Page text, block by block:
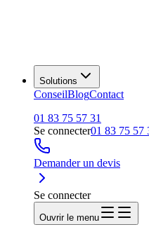
Solutions
ConseilBlogContact
01 83 75 57 31
Se connecter01 83 75 57
Demander un devis
Se connecter
Ouvrir le menu